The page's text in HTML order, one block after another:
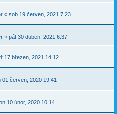
« sob 19 červen, 2021 7:23
« pát 30 duben, 2021 6:37
17 březen, 2021 14:12
01 červen, 2020 19:41
10 únor, 2020 10:14